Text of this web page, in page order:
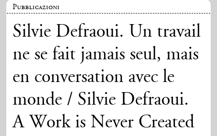
Pubblicazioni
Silvie Defraoui. Un travail
ne se fait jamais seul, mais
en conversation avec le
monde / Silvie Defraoui.
A Work is Never Created